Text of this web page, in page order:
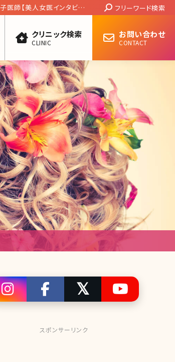
と発言、日本のギョーカイ
Search:
フリーワード検索
クリニック検索
CLINIC
お問い合わせ
CONTACT
スポンサーリンク